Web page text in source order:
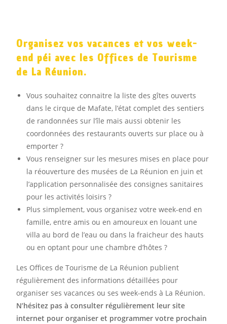
Organisez vos vacances et vos week-
end péi avec les Offices de Tourisme
de La Réunion.
Vous souhaitez connaitre la liste des gîtes ouverts
dans le cirque de Mafate, l’état complet des sentiers
de randonnées sur l’île mais aussi obtenir les
coordonnées des restaurants ouverts sur place ou à
emporter ?
Vous renseigner sur les mesures mises en place pour
la réouverture des musées de La Réunion en juin et
l’application personnalisée des consignes sanitaires
pour les activités loisirs ?
Plus simplement, vous organisez votre week-end en
famille, entre amis ou en amoureux en louant une
villa au bord de l’eau ou dans la fraicheur des hauts
ou en optant pour une chambre d’hôtes ?
Les Offices de Tourisme de La Réunion publient
régulièrement des informations détaillées pour
organiser ses vacances ou ses week-ends à La Réunion.
N’hésitez pas à consulter régulièrement leur site
internet pour organiser et programmer votre prochain